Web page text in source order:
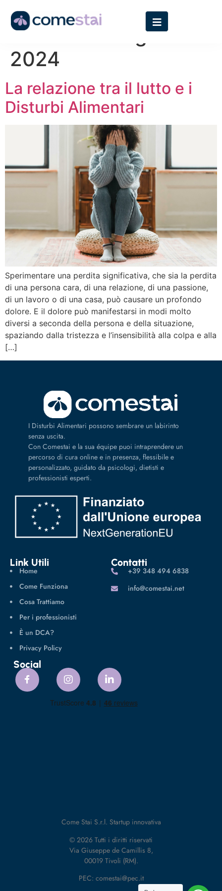
Giorno:
16 Luglio
2024
La relazione tra il lutto e i
Disturbi Alimentari
Sperimentare una perdita significativa, che sia la perdita
di una persona cara, di una relazione, di una passione,
di un lavoro o di una casa, può causare un profondo
dolore. E il dolore può manifestarsi in modi molto
diversi a seconda della persona e della situazione,
spaziando dalla tristezza e l’insensibilità alla colpa e alla
[…]
I Disturbi Alimentari possono sembrare un labirinto
senza uscita.
Con Comestai e la sua équipe puoi intraprendere un
percorso di cura online e in presenza, flessibile e
personalizzato, guidato da psicologi, dietisti e
professionisti esperti.
Link Utili
Home
Come Funziona
Cosa Trattiamo
Per i professionisti
È un DCA?
Privacy Policy
Contatti
‪+39 348 494 6838
info@comestai.net
Social
Come Stai S.r.l. Startup innovativa
© 2026 Tutti i diritti riservati
Via Giuseppe de Camillis 8,
00019 Tivoli (RM).
PEC: comestai@pec.it